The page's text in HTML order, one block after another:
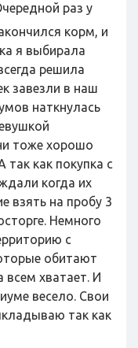
раз у
корм, и
я выбирала
решила
завезли в наш
наткнулась
тоже хорошо
так как покупка с
когда их
взять на пробу 3
Немного
с
обитают
всем хватает. И
весело. Свои
так как